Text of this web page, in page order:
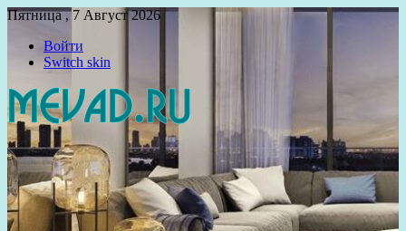
Пятница , 7 Август 2026
Войти
Switch skin